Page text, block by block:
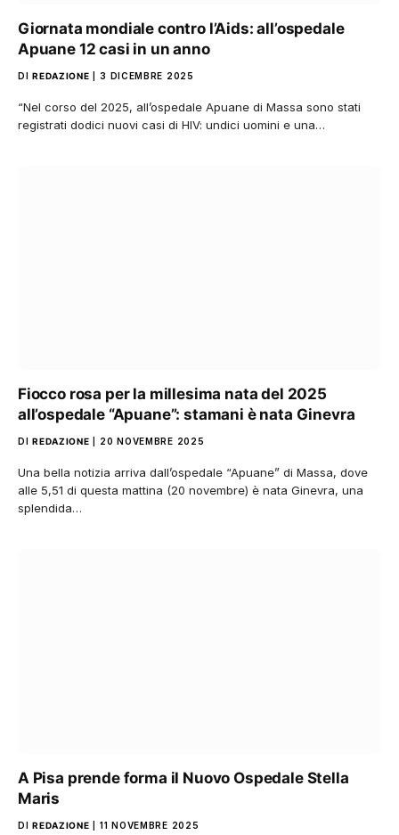
Giornata mondiale contro l’Aids: all’ospedale
Apuane 12 casi in un anno
DI REDAZIONE 3 DICEMBRE 2025
“Nel corso del 2025, all’ospedale Apuane di Massa sono stati
registrati dodici nuovi casi di HIV: undici uomini e una…
Fiocco rosa per la millesima nata del 2025
all’ospedale “Apuane”: stamani è nata Ginevra
DI REDAZIONE 20 NOVEMBRE 2025
Una bella notizia arriva dall’ospedale “Apuane” di Massa, dove
alle 5,51 di questa mattina (20 novembre) è nata Ginevra, una
splendida…
A Pisa prende forma il Nuovo Ospedale Stella
Maris
DI REDAZIONE 11 NOVEMBRE 2025